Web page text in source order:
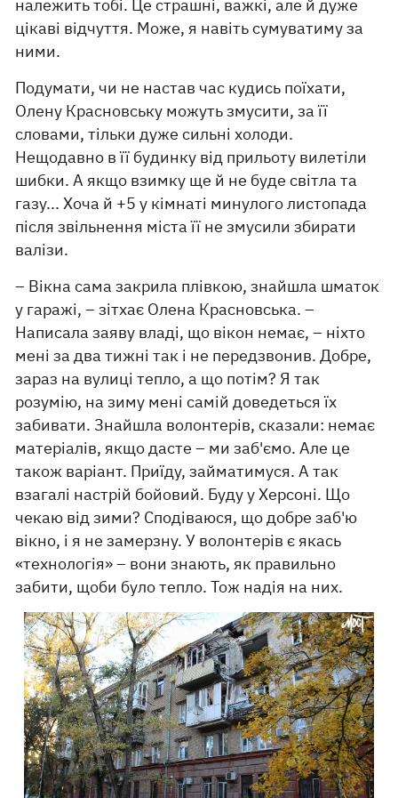
належить тобі. Це страшні, важкі, але й дуже
цікаві відчуття. Може, я навіть сумуватиму за
ними.
Подумати, чи не настав час кудись поїхати,
Олену Красновську можуть змусити, за її
словами, тільки дуже сильні холоди.
Нещодавно в її будинку від прильоту вилетіли
шибки. А якщо взимку ще й не буде світла та
газу... Хоча й +5 у кімнаті минулого листопада
після звільнення міста її не змусили збирати
валізи.
– Вікна сама закрила плівкою, знайшла шматок
у гаражі, – зітхає Олена Красновська. –
Написала заяву владі, що вікон немає, – ніхто
мені за два тижні так і не передзвонив. Добре,
зараз на вулиці тепло, а що потім? Я так
розумію, на зиму мені самій доведеться їх
забивати. Знайшла волонтерів, сказали: немає
матеріалів, якщо дасте – ми заб'ємо. Але це
також варіант. Приїду, займатимуся. А так
взагалі настрій бойовий. Буду у Херсоні. Що
чекаю від зими? Сподіваюся, що добре заб'ю
вікно, і я не замерзну. У волонтерів є якась
«технологія» – вони знають, як правильно
забити, щоби було тепло. Тож надія на них.